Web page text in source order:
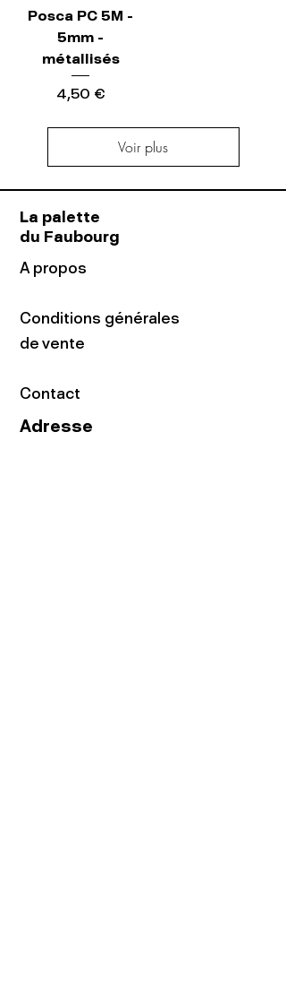
Posca PC 5M -
5mm -
métallisés
Prix
4,50 €
Voir plus
La palette
du Faubourg
A propos
Conditions générales
de vente
Contact
Adresse